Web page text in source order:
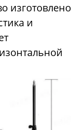
изготовлено
и